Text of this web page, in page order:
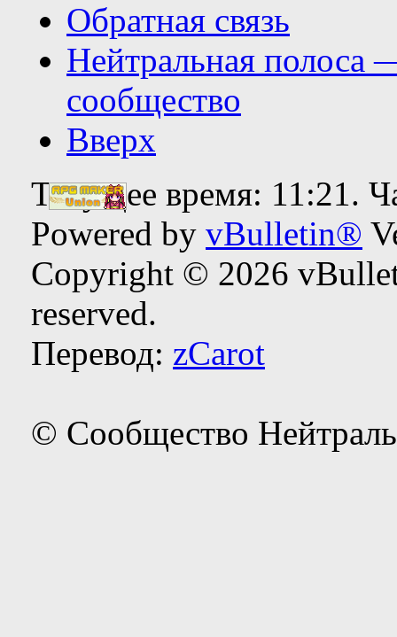
Обратная связь
Нейтральная полоса
сообщество
Вверх
Текущее время: 11:21.
Powered by vBulletin®
Copyright © 2026
reserved.
Перевод: zCarot
© Сообщество